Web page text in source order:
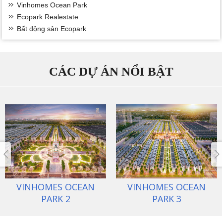
Vinhomes Ocean Park
Ecopark Realestate
Bất động sản Ecopark
CÁC DỰ ÁN NỔI BẬT
ECOPARK VĂN GIANG
VINHOMES OCEAN
PARK 1